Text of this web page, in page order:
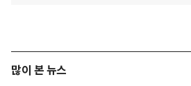
많이 본 뉴스